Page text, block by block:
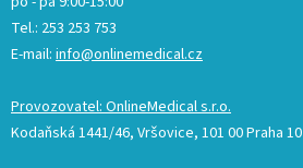
Tel.: 253 253 753
E-mail: info@onlinemedical.cz
Provozovatel: OnlineMedical s.r.o.
Kodaňská 1441/46, Vršovice, 101 00 Praha 10